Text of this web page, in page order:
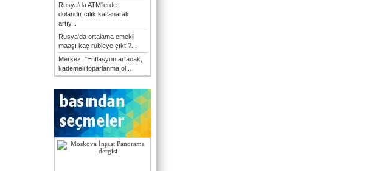
Rusya'da ATM'lerde
dolandırıcılık katlanarak
artıy...
Rusya'da ortalama emekli
maaşı kaç rubleye çıktı?...
Merkez: "Enflasyon artacak,
kademeli toparlanma ol...